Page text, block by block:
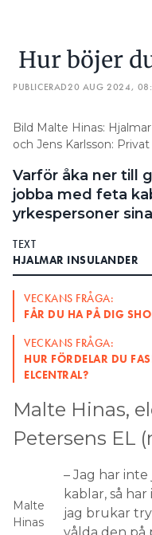
Hur böjer
PUBLICERAD20 AUG 2024,
Bild Malte Hinas:
och Jens Karlsson: Privat
Varför åka ner till
jobba med feta
yrkespersoner
TEXT
HJALMAR INSULANDER
VECKANS FRÅGA:
FÅR DU HA PÅ DIG
VECKANS FRÅGA:
HUR FÖRDELAR DU
ELCENTRAL?
Malte Hinas,
Petersens EL
Malte
Hinas
– Jag har
kablar, så
jag brukar